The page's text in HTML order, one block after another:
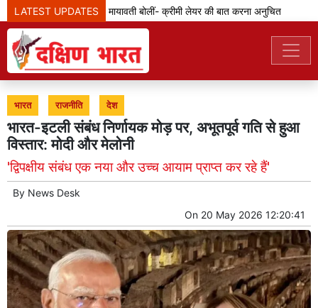
LATEST UPDATES
एससी-एसटी आरक्षण: मायावती बोलीं- क्रीमी लेयर की बात करना अनुचित
भारत राजनीति देश
भारत-इटली संबंध निर्णायक मोड़ पर, अभूतपूर्व गति से हुआ
विस्तार: मोदी और मेलोनी
'द्विपक्षीय संबंध एक नया और उच्च आयाम प्राप्त कर रहे हैं'
By News Desk
On 20 May 2026 12:20:41